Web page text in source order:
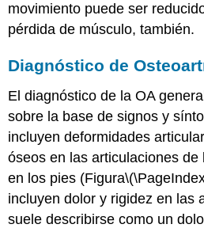
movimiento puede ser
pérdida de músculo, también.
Diagnóstico de
El diagnóstico de la OA
sobre la base de signos y
incluyen deformidades
óseos en las articulaciones
en los pies (Figura
incluyen dolor y rigidez en las
suele describirse como un